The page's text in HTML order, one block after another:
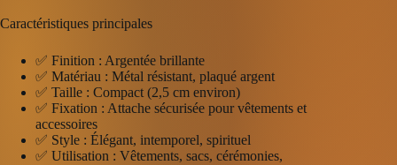
Caractéristiques principales
✅ Finition : Argentée brillante
✅ Matériau : Métal résistant, plaqué argent
✅ Taille : Compact (2,5 cm environ)
✅ Fixation : Attache sécurisée pour vêtements et
accessoires
✅ Style : Élégant, intemporel, spirituel
✅ Utilisation : Vêtements, sacs, cérémonies,